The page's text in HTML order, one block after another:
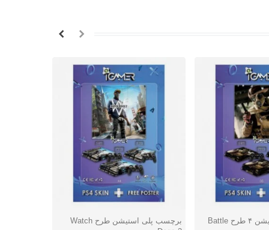
برچسب پلی استیشن ۴ طرح Battle دوست داشتن
برچسب پلی استیشن طرح Watch